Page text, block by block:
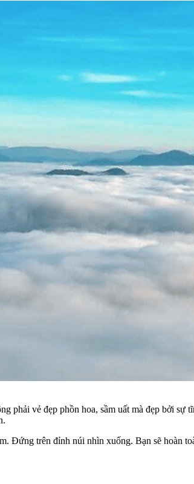
phải vẻ đẹp phồn hoa, sầm uất mà đẹp bởi
Đứng trên đỉnh núi nhìn xuống. Bạn sẽ hoàn